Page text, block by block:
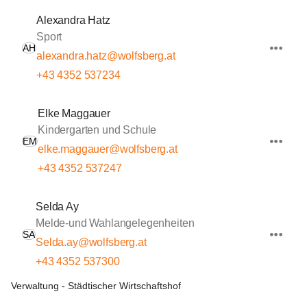
AH
Alexandra Hatz
Sport
alexandra.hatz@wolfsberg.at
+43 4352 537234
EM
Elke Maggauer
Kindergarten und Schule
elke.maggauer@wolfsberg.at
+43 4352 537247
SA
Selda Ay
Melde-und Wahlangelegenheiten
Selda.ay@wolfsberg.at
+43 4352 537300
Verwaltung - Städtischer Wirtschaftshof